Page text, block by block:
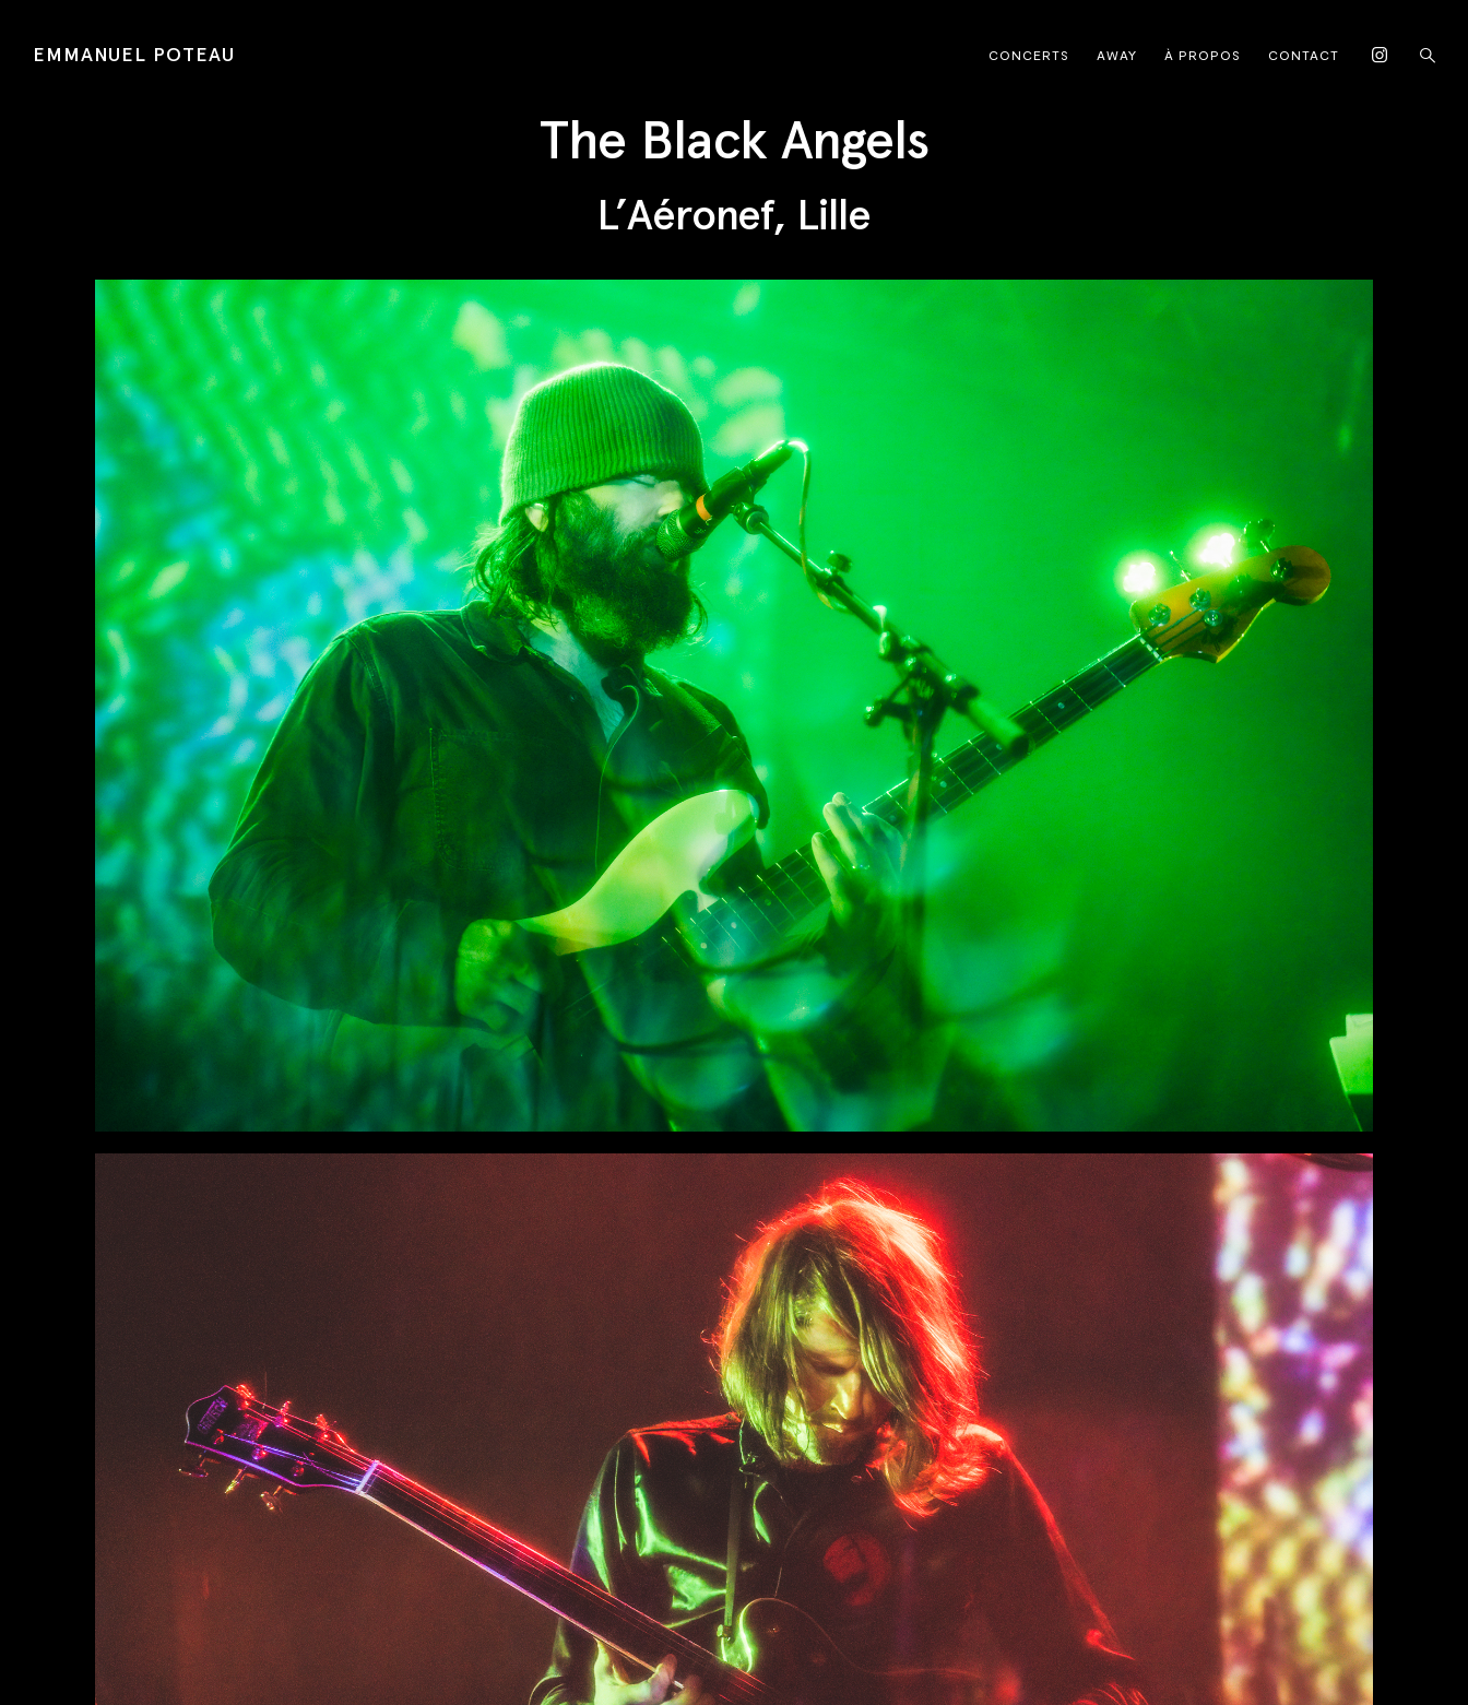
EMMANUEL POTEAU CONCERTS AWAY À PROPOS CONTACT
The Black Angels
L’Aéronef, Lille